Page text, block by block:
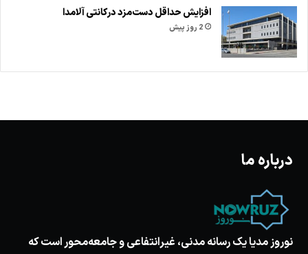
افزایش حداقل دست‌مزد در کانتی آلامدا
2 روز پیش
درباره ما
نوروز مدیا یک رسانه مدنی، غیرانتفاعی و جامعه‌محور است که